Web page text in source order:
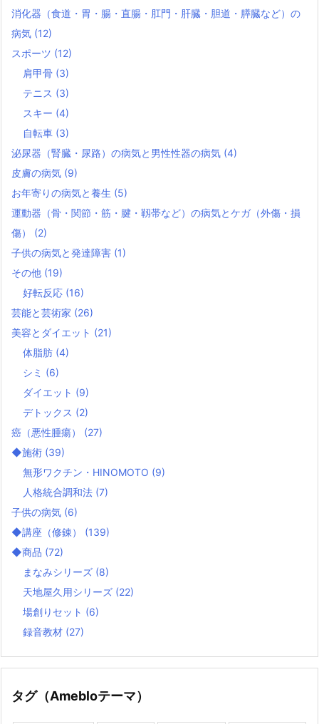
消化器（食道・胃・腸・直腸・肛門・肝臓・胆道・膵臓など）の
病気 (12)
スポーツ (12)
肩甲骨 (3)
テニス (3)
スキー (4)
自転車 (3)
泌尿器（腎臓・尿路）の病気と男性性器の病気 (4)
皮膚の病気 (9)
お年寄りの病気と養生 (5)
運動器（骨・関節・筋・腱・靱帯など）の病気とケガ（外傷・損
傷） (2)
子供の病気と発達障害 (1)
その他 (19)
好転反応 (16)
芸能と芸術家 (26)
美容とダイエット (21)
体脂肪 (4)
シミ (6)
ダイエット (9)
デトックス (2)
癌（悪性腫瘍） (27)
◆施術 (39)
無形ワクチン・HINOMOTO (9)
人格統合調和法 (7)
子供の病気 (6)
◆講座（修錬） (139)
◆商品 (72)
まなみシリーズ (8)
天地屋久用シリーズ (22)
場創りセット (6)
録音教材 (27)
タグ（Amebloテーマ）